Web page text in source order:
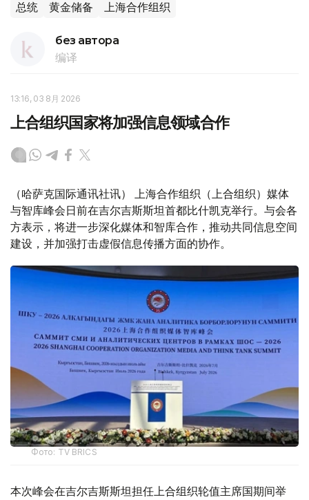
总统 黄金储备 上海合作组织
без автора
编译
13:16, 03 8月 2026
上合组织国家将加强信息领域合作
（哈萨克国际通讯社讯） 上海合作组织（上合组织）媒体
与智库峰会日前在吉尔吉斯斯坦首都比什凯克举行。与会各
方表示，将进一步深化媒体和智库合作，推动共同信息空间
建设，并加强打击虚假信息传播方面的协作。
Фото: TV BRICS
本次峰会在吉尔吉斯斯坦担任上合组织轮值主席国期间举